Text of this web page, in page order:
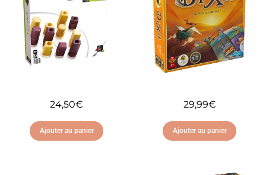
24,50€
Ajouter au panier
29,99€
Ajouter au panier